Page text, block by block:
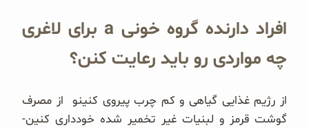
افراد دارنده گروه خونی a برای لاغری
چه مواردی رو باید رعایت کنن؟
از رژیم غذایی گیاهی و کم چرب پیروی کنینو از مصرف
گوشت قرمز و لبنیات غیر تخمیر شده خودداری کنین-